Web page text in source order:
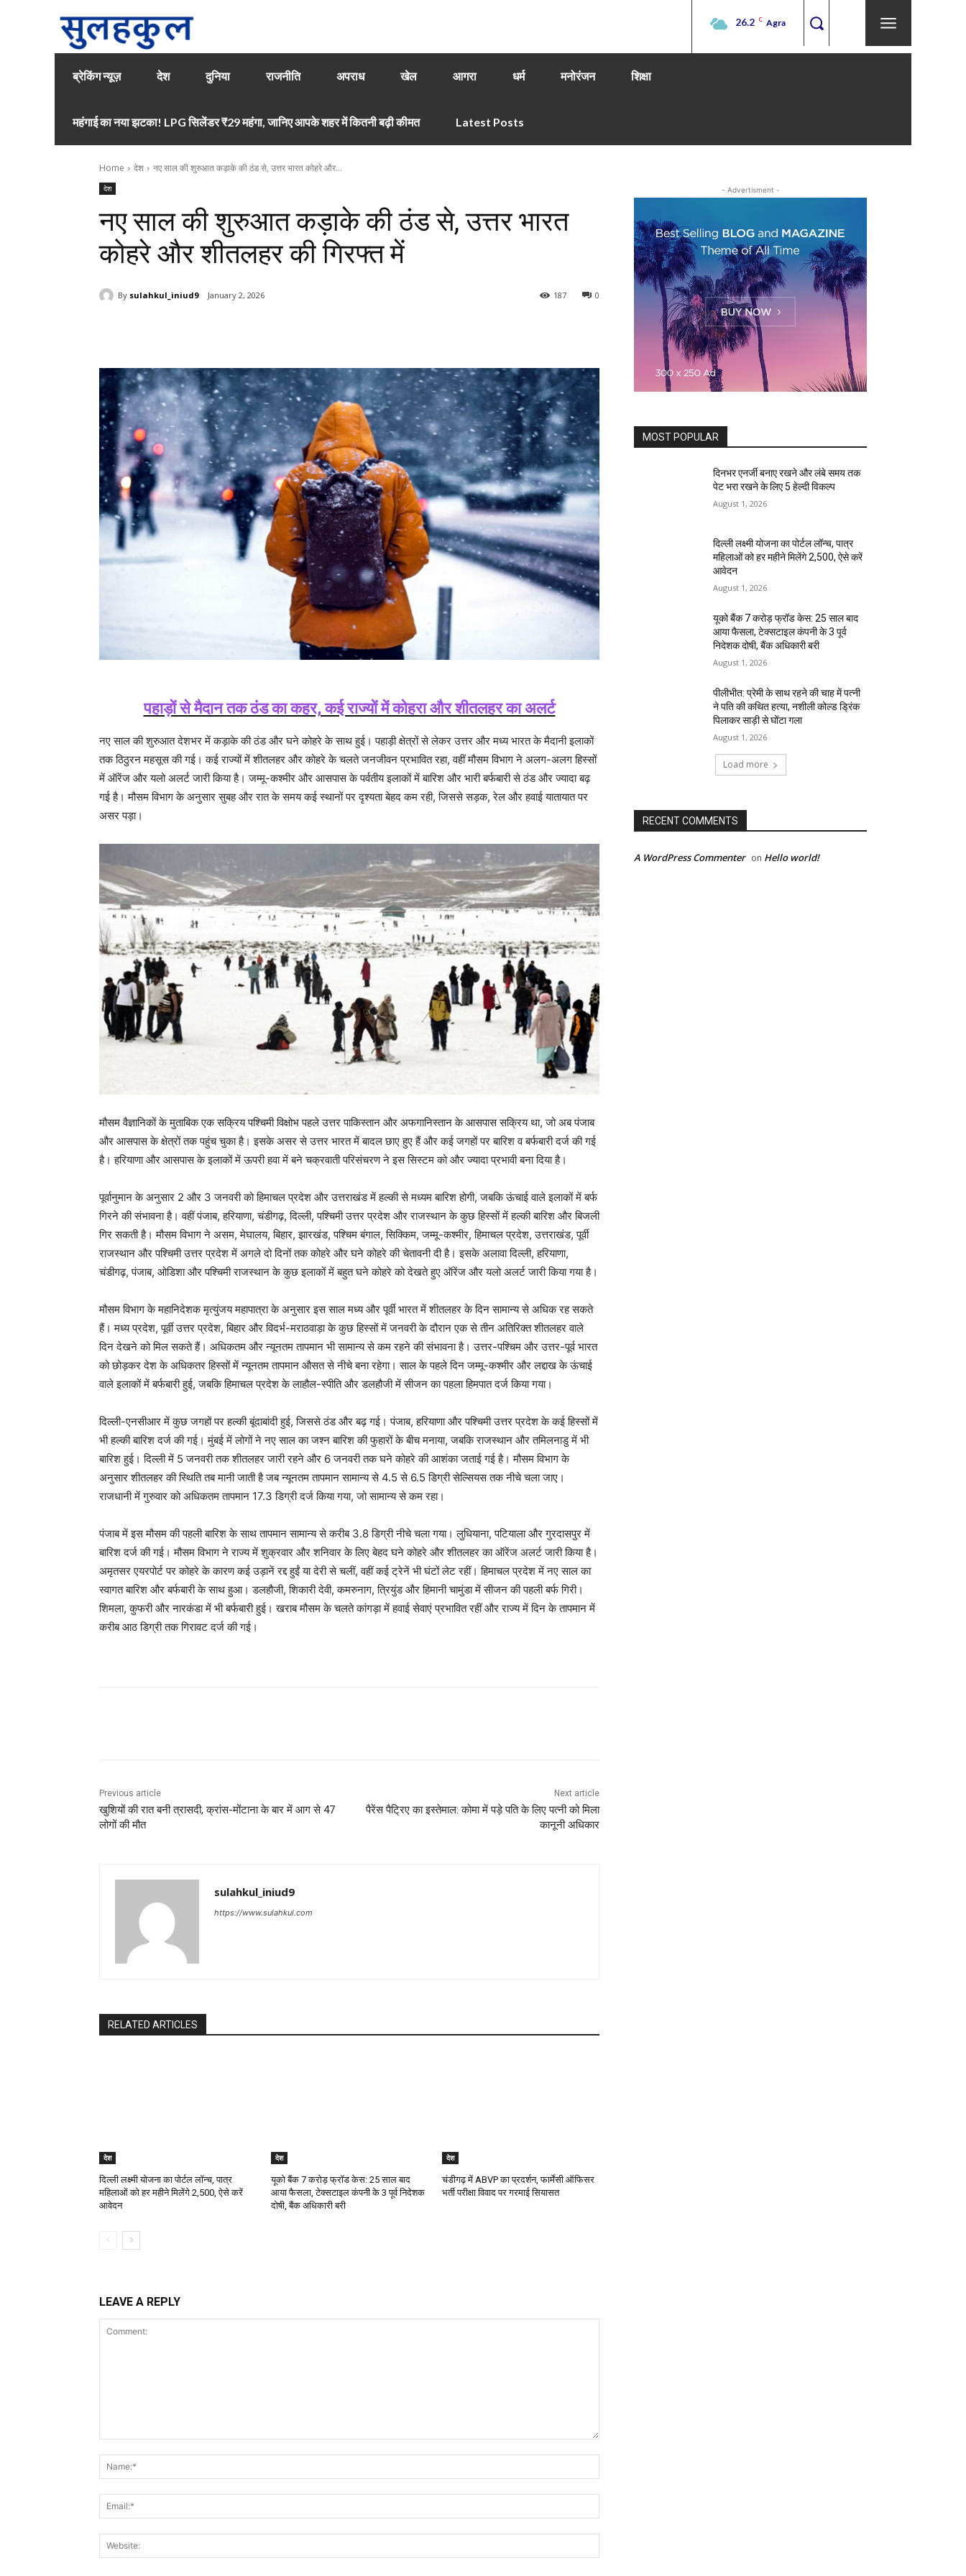
26.2 C Agra
ब्रेकिंग न्यूज़ देश दुनिया राजनीति अपराध खेल आगरा धर्म मनोरंजन शिक्षा
महंगाई का नया झटका! LPG सिलेंडर ₹29 महंगा, जानिए आपके शहर में कितनी बढ़ी कीमत Latest Posts
Home देश नए साल की शुरुआत कड़ाके की ठंड से, उत्तर भारत कोहरे और...
देश
नए साल की शुरुआत कड़ाके की ठंड से, उत्तर भारत
कोहरे और शीतलहर की गिरफ्त में
By sulahkul_iniud9 January 2, 2026 0
187
पहाड़ों से मैदान तक ठंड का कहर, कई राज्यों में कोहरा और शीतलहर का अलर्ट
नए साल की शुरुआत देशभर में कड़ाके की ठंड और घने कोहरे के साथ हुई। पहाड़ी क्षेत्रों से लेकर उत्तर और मध्य भारत के मैदानी इलाकों
तक ठिठुरन महसूस की गई। कई राज्यों में शीतलहर और कोहरे के चलते जनजीवन प्रभावित रहा, वहीं मौसम विभाग ने अलग-अलग हिस्सों
में ऑरेंज और यलो अलर्ट जारी किया है। जम्मू-कश्मीर और आसपास के पर्वतीय इलाकों में बारिश और भारी बर्फबारी से ठंड और ज्यादा बढ़
गई है। मौसम विभाग के अनुसार सुबह और रात के समय कई स्थानों पर दृश्यता बेहद कम रही, जिससे सड़क, रेल और हवाई यातायात पर
असर पड़ा।
मौसम वैज्ञानिकों के मुताबिक एक सक्रिय पश्चिमी विक्षोभ पहले उत्तर पाकिस्तान और अफगानिस्तान के आसपास सक्रिय था, जो अब पंजाब
और आसपास के क्षेत्रों तक पहुंच चुका है। इसके असर से उत्तर भारत में बादल छाए हुए हैं और कई जगहों पर बारिश व बर्फबारी दर्ज की गई
है। हरियाणा और आसपास के इलाकों में ऊपरी हवा में बने चक्रवाती परिसंचरण ने इस सिस्टम को और ज्यादा प्रभावी बना दिया है।
पूर्वानुमान के अनुसार 2 और 3 जनवरी को हिमाचल प्रदेश और उत्तराखंड में हल्की से मध्यम बारिश होगी, जबकि ऊंचाई वाले इलाकों में बर्फ
गिरने की संभावना है। वहीं पंजाब, हरियाणा, चंडीगढ़, दिल्ली, पश्चिमी उत्तर प्रदेश और राजस्थान के कुछ हिस्सों में हल्की बारिश और बिजली
गिर सकती है। मौसम विभाग ने असम, मेघालय, बिहार, झारखंड, पश्चिम बंगाल, सिक्किम, जम्मू-कश्मीर, हिमाचल प्रदेश, उत्तराखंड, पूर्वी
राजस्थान और पश्चिमी उत्तर प्रदेश में अगले दो दिनों तक कोहरे और घने कोहरे की चेतावनी दी है। इसके अलावा दिल्ली, हरियाणा,
चंडीगढ़, पंजाब, ओडिशा और पश्चिमी राजस्थान के कुछ इलाकों में बहुत घने कोहरे को देखते हुए ऑरेंज और यलो अलर्ट जारी किया गया है।
मौसम विभाग के महानिदेशक मृत्युंजय महापात्रा के अनुसार इस साल मध्य और पूर्वी भारत में शीतलहर के दिन सामान्य से अधिक रह सकते
हैं। मध्य प्रदेश, पूर्वी उत्तर प्रदेश, बिहार और विदर्भ-मराठवाड़ा के कुछ हिस्सों में जनवरी के दौरान एक से तीन अतिरिक्त शीतलहर वाले
दिन देखने को मिल सकते हैं। अधिकतम और न्यूनतम तापमान भी सामान्य से कम रहने की संभावना है। उत्तर-पश्चिम और उत्तर-पूर्व भारत
को छोड़कर देश के अधिकतर हिस्सों में न्यूनतम तापमान औसत से नीचे बना रहेगा। साल के पहले दिन जम्मू-कश्मीर और लद्दाख के ऊंचाई
वाले इलाकों में बर्फबारी हुई, जबकि हिमाचल प्रदेश के लाहौल-स्पीति और डलहौजी में सीजन का पहला हिमपात दर्ज किया गया।
दिल्ली-एनसीआर में कुछ जगहों पर हल्की बूंदाबांदी हुई, जिससे ठंड और बढ़ गई। पंजाब, हरियाणा और पश्चिमी उत्तर प्रदेश के कई हिस्सों में
भी हल्की बारिश दर्ज की गई। मुंबई में लोगों ने नए साल का जश्न बारिश की फुहारों के बीच मनाया, जबकि राजस्थान और तमिलनाडु में भी
बारिश हुई। दिल्ली में 5 जनवरी तक शीतलहर जारी रहने और 6 जनवरी तक घने कोहरे की आशंका जताई गई है। मौसम विभाग के
अनुसार शीतलहर की स्थिति तब मानी जाती है जब न्यूनतम तापमान सामान्य से 4.5 से 6.5 डिग्री सेल्सियस तक नीचे चला जाए।
राजधानी में गुरुवार को अधिकतम तापमान 17.3 डिग्री दर्ज किया गया, जो सामान्य से कम रहा।
पंजाब में इस मौसम की पहली बारिश के साथ तापमान सामान्य से करीब 3.8 डिग्री नीचे चला गया। लुधियाना, पटियाला और गुरदासपुर में
बारिश दर्ज की गई। मौसम विभाग ने राज्य में शुक्रवार और शनिवार के लिए बेहद घने कोहरे और शीतलहर का ऑरेंज अलर्ट जारी किया है।
अमृतसर एयरपोर्ट पर कोहरे के कारण कई उड़ानें रद्द हुईं या देरी से चलीं, वहीं कई ट्रेनें भी घंटों लेट रहीं। हिमाचल प्रदेश में नए साल का
स्वागत बारिश और बर्फबारी के साथ हुआ। डलहौजी, शिकारी देवी, कमरुनाग, त्रियुंड और हिमानी चामुंडा में सीजन की पहली बर्फ गिरी।
शिमला, कुफरी और नारकंडा में भी बर्फबारी हुई। खराब मौसम के चलते कांगड़ा में हवाई सेवाएं प्रभावित रहीं और राज्य में दिन के तापमान में
करीब आठ डिग्री तक गिरावट दर्ज की गई।
Previous article
खुशियों की रात बनी त्रासदी, क्रांस-मोंटाना के बार में आग से 47
लोगों की मौत
Next article
पैरेंस पैट्रिए का इस्तेमाल: कोमा में पड़े पति के लिए पत्नी को मिला
कानूनी अधिकार
sulahkul_iniud9
https://www.sulahkul.com
RELATED ARTICLES
देश
दिल्ली लक्ष्मी योजना का पोर्टल लॉन्च, पात्र
महिलाओं को हर महीने मिलेंगे ₹2,500, ऐसे करें
आवेदन
देश
यूको बैंक 7 करोड़ फ्रॉड केस: 25 साल बाद
आया फैसला, टेक्सटाइल कंपनी के 3 पूर्व निदेशक
दोषी, बैंक अधिकारी बरी
देश
चंडीगढ़ में ABVP का प्रदर्शन, फार्मेसी ऑफिसर
भर्ती परीक्षा विवाद पर गरमाई सियासत
LEAVE A REPLY
- Advertisment -
MOST POPULAR
दिनभर एनर्जी बनाए रखने और लंबे समय तक
पेट भरा रखने के लिए 5 हेल्दी विकल्प
August 1, 2026
दिल्ली लक्ष्मी योजना का पोर्टल लॉन्च, पात्र
महिलाओं को हर महीने मिलेंगे ₹2,500, ऐसे करें
आवेदन
August 1, 2026
यूको बैंक 7 करोड़ फ्रॉड केस: 25 साल बाद
आया फैसला, टेक्सटाइल कंपनी के 3 पूर्व
निदेशक दोषी, बैंक अधिकारी बरी
August 1, 2026
पीलीभीत: प्रेमी के साथ रहने की चाह में पत्नी
ने पति की कथित हत्या, नशीली कोल्ड ड्रिंक
पिलाकर साड़ी से घोंटा गला
August 1, 2026
Load more
RECENT COMMENTS
A WordPress Commenter on Hello world!